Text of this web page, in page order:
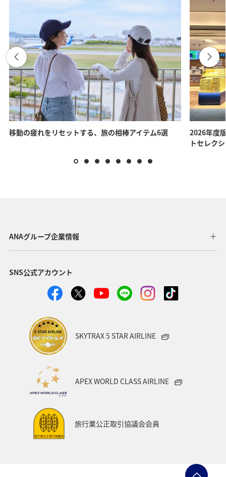
移動の疲れをリセットする、旅の相棒アイテム6選
2026年度
トセレク
ANAグループ企業情報
SNS公式アカウント
SKYTRAX 5 STAR AIRLINE
APEX WORLD CLASS AIRLINE
旅行業公正取引協議会会員